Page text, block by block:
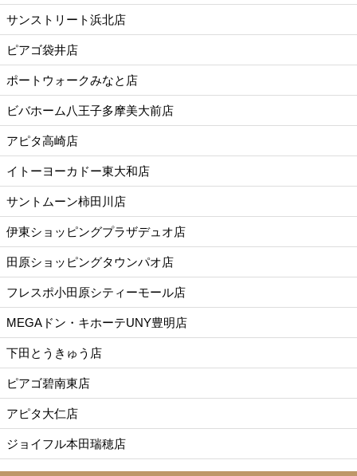
サンストリート浜北店
ピアゴ袋井店
ポートウォークみなと店
ビバホーム八王子多摩美大前店
アピタ高崎店
イトーヨーカドー東大和店
サントムーン柿田川店
伊東ショッピングプラザデュオ店
田原ショッピングタウンパオ店
フレスポ小田原シティーモール店
MEGAドン・キホーテUNY豊明店
下田とうきゅう店
ピアゴ碧南東店
アピタ大仁店
ジョイフル本田瑞穂店